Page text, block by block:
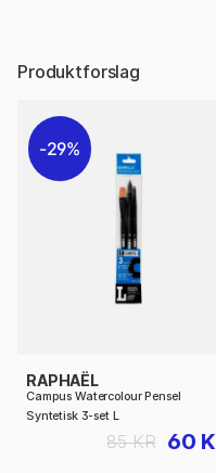
Produktforslag
29%
RAPHAËL
Campus Watercolour Pensel
Syntetisk 3-set L
60
85 KR